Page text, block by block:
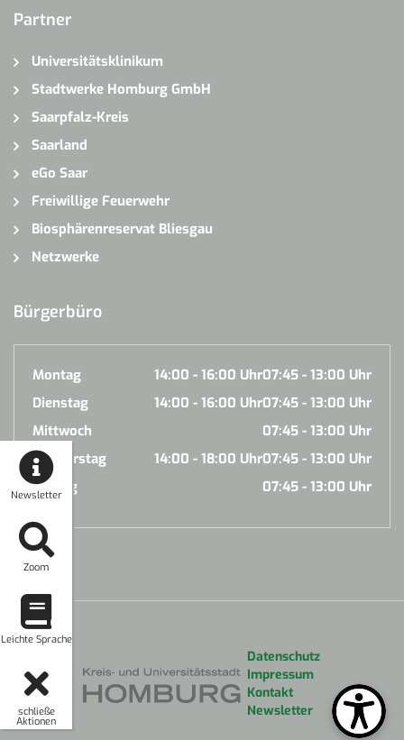
Newsletter
Zoom
Leichte Sprache
schließe
Aktionen
Partner
Universitätsklinikum
Stadtwerke Homburg GmbH
Saarpfalz-Kreis
Saarland
eGo Saar
Freiwillige Feuerwehr
Biosphärenreservat Bliesgau
Netzwerke
Bürgerbüro
Montag 07:45 - 13:00 Uhr
14:00 - 16:00 Uhr
Dienstag
07:45 - 13:00 Uhr
14:00 - 16:00 Uhr
Mittwoch
07:45 - 13:00 Uhr
Donnerstag
07:45 - 13:00 Uhr
14:00 - 18:00 Uhr
Freitag
07:45 - 13:00 Uhr
Datenschutz
Impressum
Kontakt
Newsletter